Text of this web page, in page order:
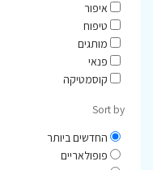
איפור
טיפוח
מותגים
פנאי
קוסמטיקה
Sort by
החדשים ביותר
פופולאריים